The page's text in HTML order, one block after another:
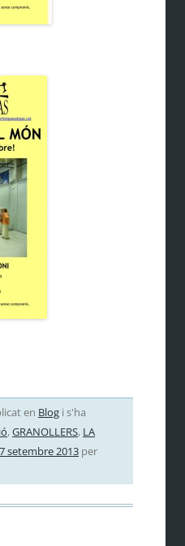
en Blogi s'ha
,GRANOLLERS, LA
setembre 2013per